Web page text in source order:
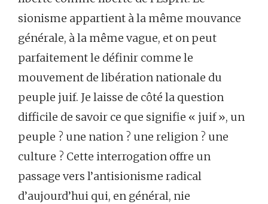
sionisme appartient à la même mouvance
générale, à la même vague, et on peut
parfaitement le définir comme le
mouvement de libération nationale du
peuple juif. Je laisse de côté la question
difficile de savoir ce que signifie « juif », un
peuple ? une nation ? une religion ? une
culture ? Cette interrogation offre un
passage vers l’antisionisme radical
d’aujourd’hui qui, en général, nie